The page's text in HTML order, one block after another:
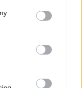
You may click to
party tags to
in below Google